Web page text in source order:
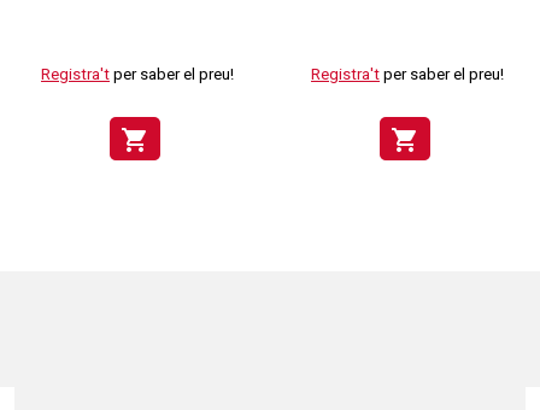
Registra't per saber el preu!
shopping_cart
Registra't per saber el preu!
shopping_cart